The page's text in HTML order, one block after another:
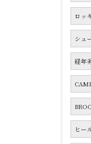
ロッ
シュ
経年
ヒー